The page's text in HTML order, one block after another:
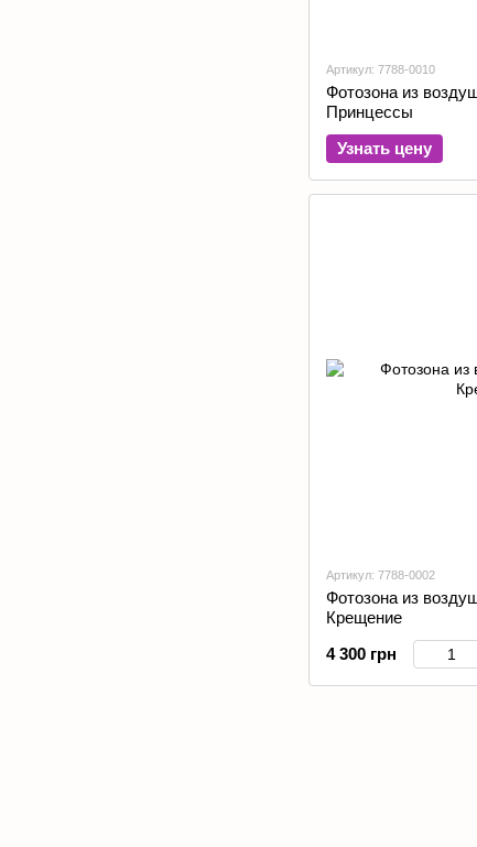
Артикул: 7788-0010
Фотозона из
Принцессы
Узнать цену
Артикул: 7788-0002
Фотозона из
Крещение
4 300 грн